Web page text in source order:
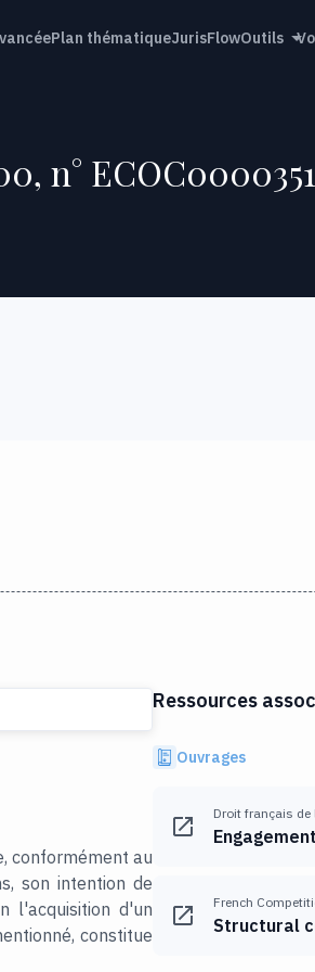
Plan thématiqueJurisFlowOutils
n°
conformément au
son intention de
l'acquisition d'un
constitue
Ressources
Ouvrages
Droit français de
French
Structural